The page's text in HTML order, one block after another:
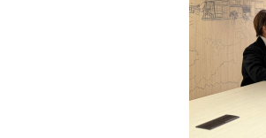
注会的调查[2]
即使政府成立扶
贫措施，成效仍
期间，基层市民
开始思考更具创